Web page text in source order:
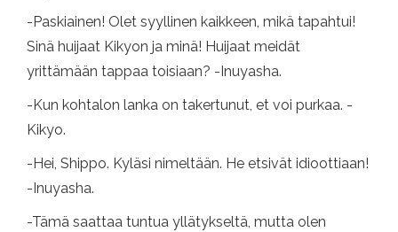
-Paskiainen! Olet syyllinen kaikkeen, mikä tapahtui!
Sinä huijaat Kikyon ja minä! Huijaat meidät
yrittämään tappaa toisiaan? -Inuyasha.
-Kun kohtalon lanka on takertunut, et voi purkaa. -
Kikyo.
-Hei, Shippo. Kyläsi nimeltään. He etsivät idioottiaan!
-Inuyasha.
-Tämä saattaa tuntua yllätykseltä, mutta olen